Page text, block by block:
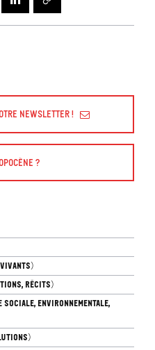
Newsletter !
?
RÉCITS)
ENVIRONNEMENTALE,